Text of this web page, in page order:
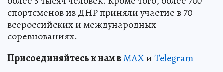
спортсменов из ДНР приняли участие в 70
всероссийских и международных
соревнованиях.
Присоединяйтесь к нам вMAXиTelegram